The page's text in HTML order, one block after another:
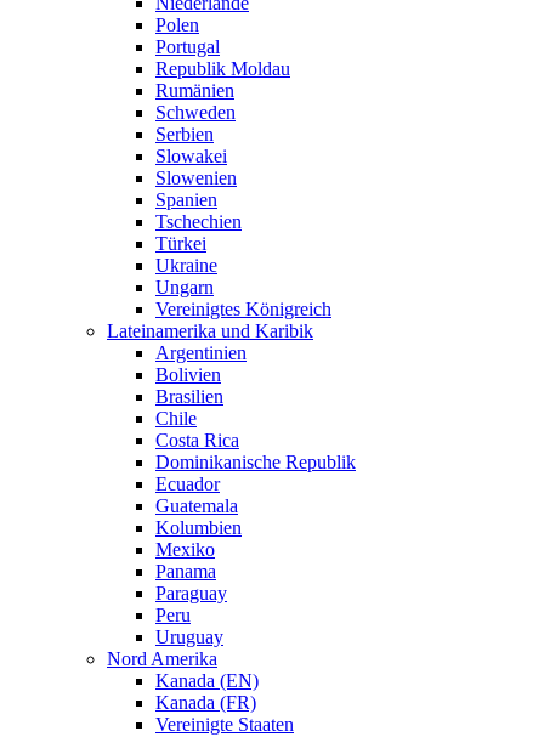
Polen
Portugal
Republik Moldau
Rumänien
Schweden
Serbien
Slowakei
Slowenien
Spanien
Tschechien
Türkei
Ukraine
Ungarn
Vereinigtes Königreich
Lateinamerika und Karibik
Argentinien
Bolivien
Brasilien
Chile
Costa Rica
Dominikanische Republik
Ecuador
Guatemala
Kolumbien
Mexiko
Panama
Paraguay
Peru
Uruguay
Nord Amerika
Kanada (EN)
Kanada (FR)
Vereinigte Staaten